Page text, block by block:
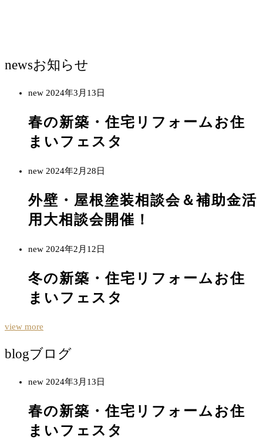
newsお知らせ
new 2024年3月13日
春の新築・住宅リフォームお住
まいフェスタ
new 2024年2月28日
外壁・屋根塗装相談会＆補助金活
用大相談会開催！
new 2024年2月12日
冬の新築・住宅リフォームお住
まいフェスタ
view more
blogブログ
new 2024年3月13日
春の新築・住宅リフォームお住
まいフェスタ